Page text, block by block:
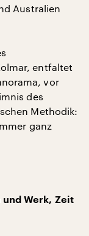
Australien
entfaltet
vor
des
Methodik:
ganz
und Werk, Zeit